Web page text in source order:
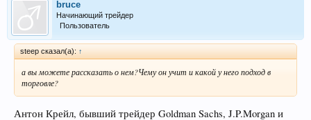
bruce
Начинающий трейдер
Пользователь
steep сказал(а): ↑
а вы можете рассказать о нем?Чему он учит и какой у него подход в
торговле?
Антон Крейл, бывший трейдер Goldman Sachs, J.P.Morgan и